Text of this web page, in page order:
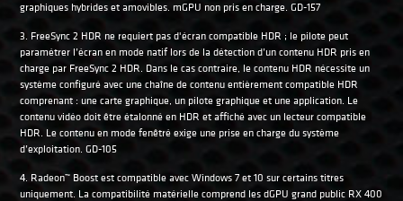
graphiques hybrides et amovibles. mGPU non pris en charge. GD-157
3. FreeSync 2 HDR ne requiert pas d'écran compatible HDR ; le pilote peut
paramétrer l’écran en mode natif lors de la détection d’un contenu HDR pris en
charge par FreeSync 2 HDR. Dans le cas contraire, le contenu HDR nécessite un
système configuré avec une chaîne de contenu entièrement compatible HDR
comprenant : une carte graphique, un pilote graphique et une application. Le
contenu vidéo doit être étalonné en HDR et affiché avec un lecteur compatible
HDR. Le contenu en mode fenêtré exige une prise en charge du système
d’exploitation. GD-105
4. Radeon™ Boost est compatible avec Windows 7 et 10 sur certains titres
uniquement. La compatibilité matérielle comprend les dGPU grand public RX 400